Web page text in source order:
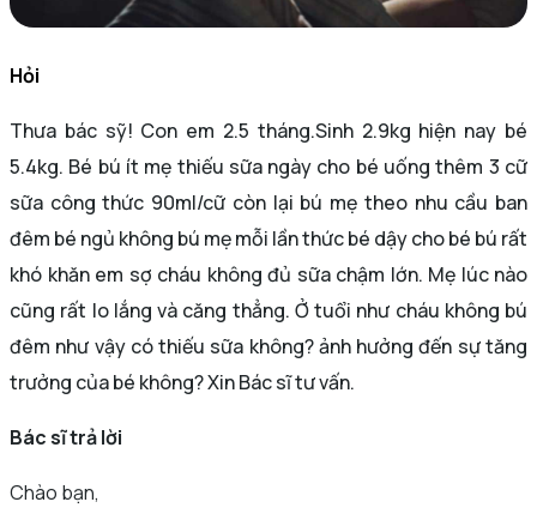
Hỏi
Thưa bác sỹ! Con em 2.5 tháng.Sinh 2.9kg hiện nay bé
5.4kg. Bé bú ít mẹ thiếu sữa ngày cho bé uống thêm 3 cữ
sữa công thức 90ml/cữ còn lại bú mẹ theo nhu cầu ban
đêm bé ngủ không bú mẹ mỗi lần thức bé dậy cho bé bú rất
khó khăn em sợ cháu không đủ sữa chậm lớn. Mẹ lúc nào
cũng rất lo lắng và căng thẳng. Ở tuổi như cháu không bú
đêm như vậy có thiếu sữa không? ảnh hưởng đến sự tăng
trưởng của bé không? Xin Bác sĩ tư vấn.
Bác sĩ trả lời
Chào bạn,